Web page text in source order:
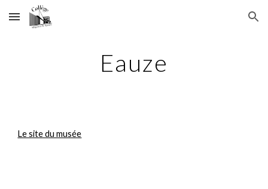
Skip to main content Skip to navigation
Eauze
Le site du musée